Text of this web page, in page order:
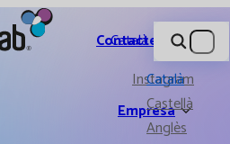
Empresa
Contacte
Instagram
Català
Català
Castellà
Anglès